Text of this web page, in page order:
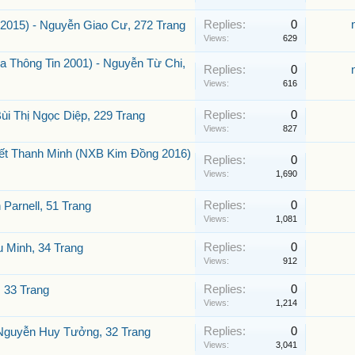
- Nguyễn Giao Cư, 272 Trang Replies: 0
Views: 629
Thông Tin 2001) - Nguyễn Từ Chi, Replies: 0
Views: 616
Thị Ngọc Diệp, 229 Trang Replies: 0
Views: 827
Thanh Minh (NXB Kim Đồng 2016) Replies: 0
Views: 1,690
51 Trang Replies: 0
Views: 1,081
Minh, 34 Trang Replies: 0
Views: 912
Trang Replies: 0
Views: 1,214
Huy Tưởng, 32 Trang Replies: 0
Views: 3,041